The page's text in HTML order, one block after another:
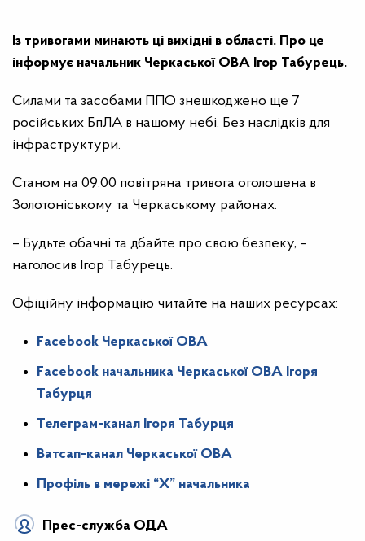
Із тривогами минають ці вихідні в області. Про це
інформує начальник Черкаської ОВА Ігор Табурець.
Силами та засобами ППО знешкоджено ще 7
російських БпЛА в нашому небі. Без наслідків для
інфраструктури.
Станом на 09:00 повітряна тривога оголошена в
Золотоніському та Черкаському районах.
– Будьте обачні та дбайте про свою безпеку, –
наголосив Ігор Табурець.
Офіційну інформацію читайте на наших ресурсах:
Facebook Черкаської ОВА
Facebook начальника Черкаської ОВА Ігоря
Табурця
Телеграм-канал Ігоря Табурця
Ватсап-канал Черкаської ОВА
Профіль в мережі “X” начальника
Прес-служба ОДА